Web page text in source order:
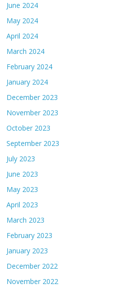
June 2024
May 2024
April 2024
March 2024
February 2024
January 2024
December 2023
November 2023
October 2023
September 2023
July 2023
June 2023
May 2023
April 2023
March 2023
February 2023
January 2023
December 2022
November 2022